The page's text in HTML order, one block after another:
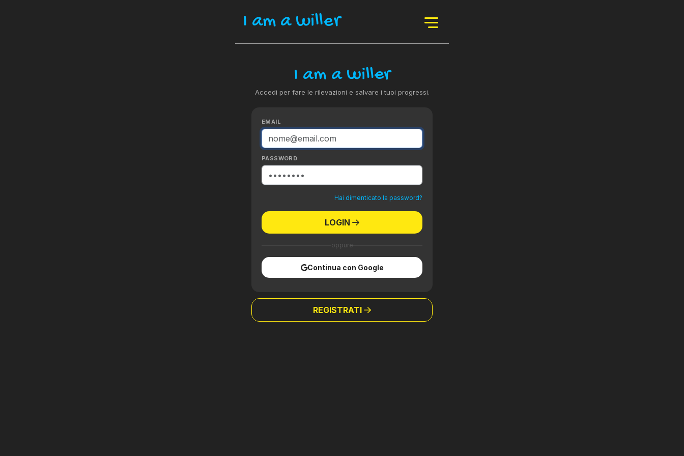
I am a willer
I am a willer
Accedi per fare le rilevazioni e salvare i tuoi progressi.
EMAIL
PASSWORD
Hai dimenticato la password?
LOGIN
oppure
Continua con Google
REGISTRATI